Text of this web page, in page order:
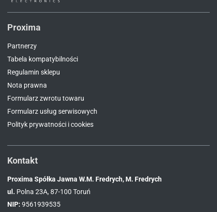
Proxima
Partnerzy
Tabela kompatybilności
Regulamin sklepu
Nota prawna
Formularz zwrotu towaru
Formularz usług serwisowych
Polityk prywatności i cookies
Kontakt
Proxima Spółka Jawna W.M. Fredrych, M. Fredrych
ul. Polna 23A, 87-100 Toruń
NIP: 9561939535